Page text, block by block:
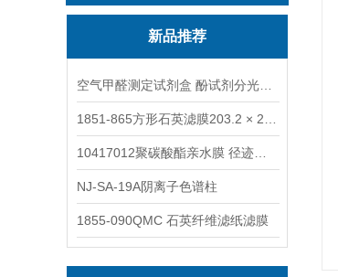
新品推荐
NJ-SA-19A阴离子色谱柱
1855-090QMC 石英纤维滤纸滤膜